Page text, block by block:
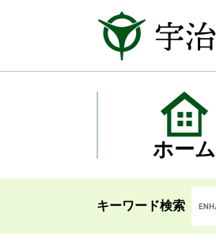
本
ホーム
キーワード検索